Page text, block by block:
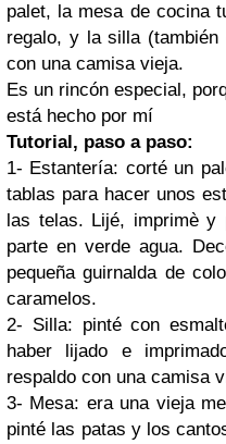
palet, la mesa de cocina
regalo, y la silla
con una camisa vieja.
Es un rincón especial,
está hecho por mí
Tutorial, paso a paso:
1- Estantería: corté un
tablas para hacer unos
las telas. Lijé, imprimè y
parte en verde agua.
pequeña guirnalda de
caramelos.
2- Silla: pinté con
haber lijado e
respaldo con una camisa
3- Mesa: era una vieja
pinté las patas y los